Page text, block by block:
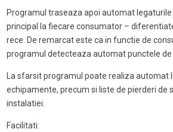
Programul traseaza apoi automat legaturile
principal la fiecare consumator –
rece. De remarcat este ca in functie de
programul detecteaza automat punctele de
La sfarsit programul poate realiza automat
echipamente, precum si liste de pierderi de
instalatiei.
Facilitati: